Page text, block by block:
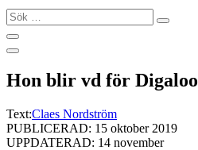
Sök
…
Hon blir vd för Digaloo
Text:Claes Nordström
PUBLICERAD: 15 oktober 2019
UPPDATERAD: 14 november